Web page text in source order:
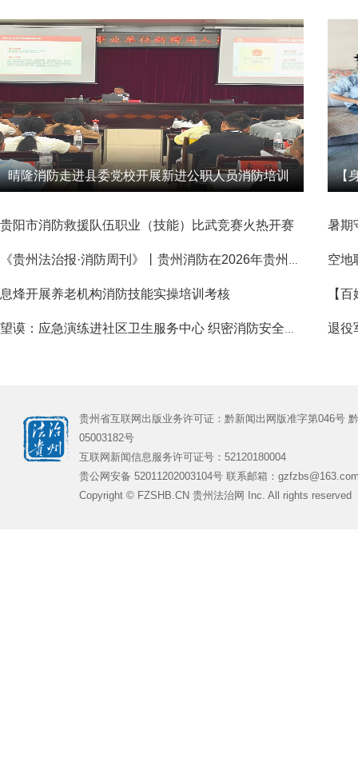
晴隆消防走进县委党校开展新进公职人员消防培训
贵阳市消防救援队伍职业（技能）比武竞赛火热开赛
《贵州法治报·消防周刊》丨贵州消防在2026年贵州省科普讲解大赛中斩获佳绩
息烽开展养老机构消防技能实操培训考核
望谟：应急演练进社区卫生服务中心 织密消防安全防线
空地
贵州省互联网出版业务许可证：黔新闻出网版准字第046号
05003182号
互联网新闻信息服务许可证号：52120180004
贵公网安备 52011202003104号 联系邮箱：
Copyright © FZSHB.CN 贵州法治网 Inc. All rights reserved